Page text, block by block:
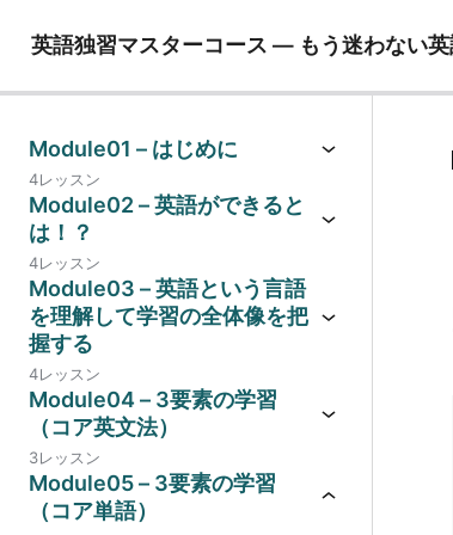
英語独習マスターコース ― もう迷わない
Module01 – はじめに
4レッスン
Module02 – 英語ができると
は！？
4レッスン
Module03 – 英語という言語
を理解して学習の全体像を把
握する
4レッスン
Module04 – 3要素の学習
（コア英文法）
3レッスン
Module05 – 3要素の学習
（コア単語）